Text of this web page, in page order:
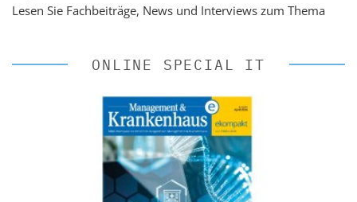
Lesen Sie Fachbeiträge, News und Interviews zum Thema
ONLINE SPECIAL IT